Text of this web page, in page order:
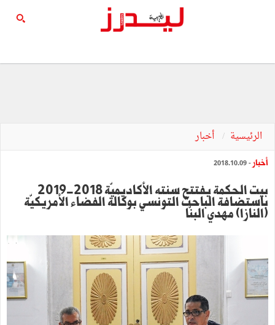
الرئيسية أخبار
أخبار - 2018.10.09
بيت الحكمة يفتتح سنته الأكاديميّة 2018-2019
باستضافة الباحث التونسي بوكالة الفضاء الأمريكيّة
(النازا) مهدي البنّا